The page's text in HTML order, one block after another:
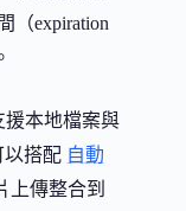
（expiration
援本地檔案與
以搭配 自動
上傳整合到